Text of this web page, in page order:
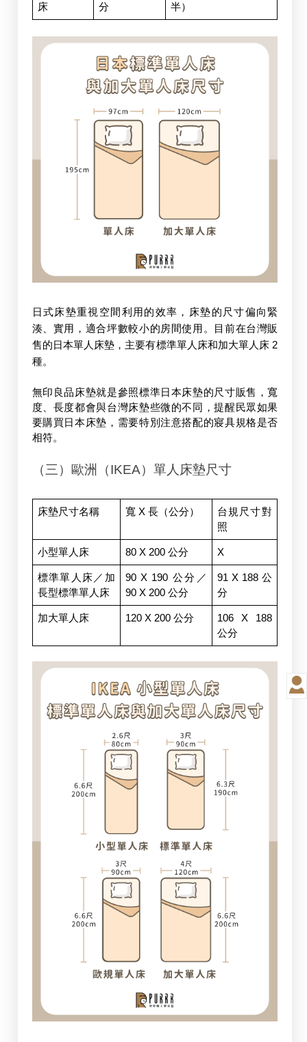
床
分
半）
日式床墊重視空間利用的效率，床墊的尺寸偏向緊
湊、實用，適合坪數較小的房間使用。目前在台灣販
售的日本單人床墊，主要有標準單人床和加大單人床 2
種。
無印良品床墊就是參照標準日本床墊的尺寸販售，寬
度、長度都會與台灣床墊些微的不同，提醒民眾如果
要購買日本床墊，需要特別注意搭配的寢具規格是否
相符。
（三）歐洲（IKEA）單人床墊尺寸
床墊尺寸名稱 寬 X 長（公分）
台規尺寸對
照
小型單人床 80 X 200 公分 X
標準單人床／加
長型標準單人床
90 X 190 公分／
90 X 200 公分
91 X 188 公
分
加大單人床 120 X 200 公分
106 X 188
公分